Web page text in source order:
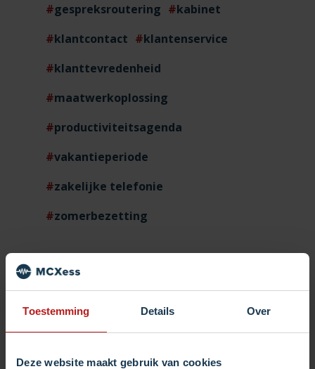
Toestemming Details Over
Deze website maakt gebruik van cookies
gespreksroutering
kabinet
klantcontact
klantenservice
klanttevredenheid
maatwerkoplossing
productiviteitsagenda
vakantieperiode
zakelijke telefonie
zomerbezetting
Login